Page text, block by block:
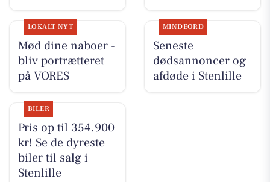
LOKALT NYT
Mød dine naboer -
bliv portrætteret
på VORES
MINDEORD
Seneste
dødsannoncer og
afdøde i Stenlille
BILER
Pris op til 354.900
kr! Se de dyreste
biler til salg i
Stenlille